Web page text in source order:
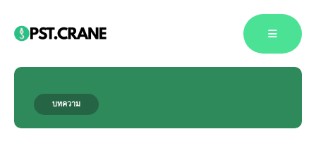
บทความ
Blog Single